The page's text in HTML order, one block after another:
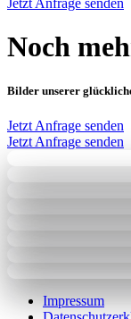
Jetzt Anfrage senden
Noch
Bilder unserer
Jetzt Anfrage senden
Jetzt Anfrage senden
Impressum